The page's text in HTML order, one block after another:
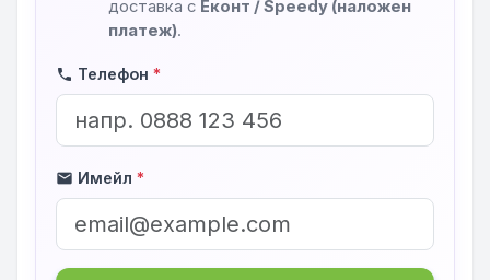
доставка с Еконт / Speedy (наложен
платеж).
phone Телефон *
mail Имейл *